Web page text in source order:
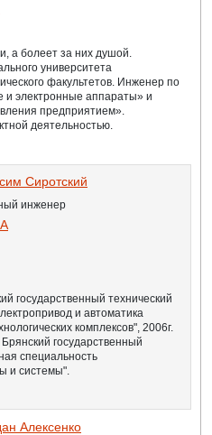
а болеет за них душой.
университета
факультетов. Инженер по
и электронные аппараты» и
предприятием».
деятельностью.
Сиротский
инженер
государственный технический
и автоматика
комплексов", 2006г.
государственный
специальность
и системы".
Алексенко